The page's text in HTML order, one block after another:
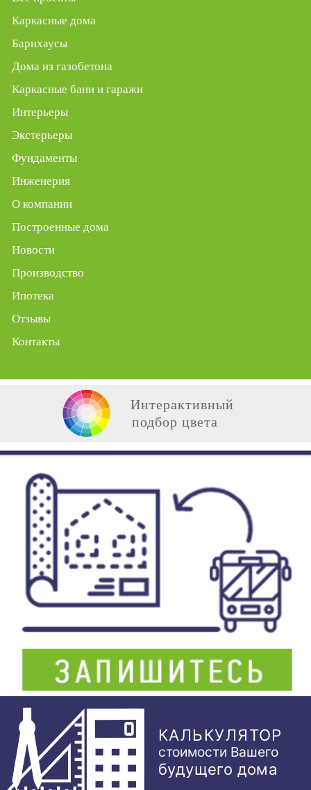
Каркасные дома
Барнхаусы
Дома из газобетона
Каркасные бани и гаражи
Интерьеры
Экстерьеры
Фундаменты
Инженерия
О компании
Построенные дома
Новости
Производство
Ипотека
Отзывы
Контакты
Интерактивный
подбор цвета
КАЛЬКУЛЯТОР
стоимости Вашего
будущего дома